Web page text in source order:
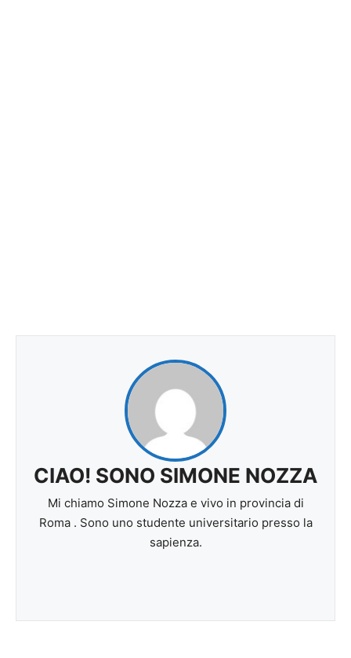
CIAO! SONO SIMONE NOZZA
Mi chiamo Simone Nozza e vivo in provincia di
Roma . Sono uno studente universitario presso la
sapienza.